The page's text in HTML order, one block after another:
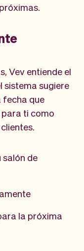
Vev entiende el
sistema sugiere
que
ti como
de
la próxima